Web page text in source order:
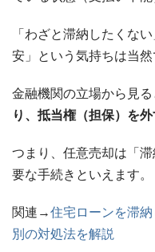
「わざと滞納したくな
安」という気持ちは当然
金融機関の立場から見る
り、抵当権（担保）を
つまり、任意売却は「
要な手続きといえます。
関連→住宅ローンを滞
別の対処法を解説